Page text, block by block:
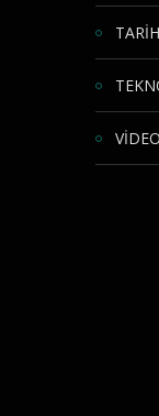
TARİH
VİDEO